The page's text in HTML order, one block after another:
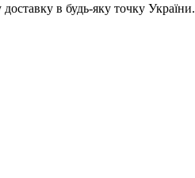
в будь-яку точку України.